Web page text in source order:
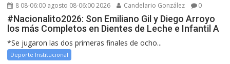
8 08-06:00 agosto 08-06:00 2026 Candelario González 0
#Nacionalito2026: Son Emiliano Gil y Diego Arroyo
los más Completos en Dientes de Leche e Infantil A
*Se jugaron las dos primeras finales de ocho...
Deporte Institucional